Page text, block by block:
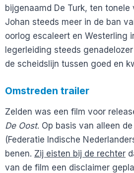
bijgenaamd De Turk, ten
Johan steeds meer in de ban
oorlog escaleert en Westerling
legerleiding steeds
de scheidslijn tussen goed en
Omstreden trailer
Zelden was een film voor
De Oost. Op basis van alleen
(Federatie Indische
benen. Zij eisten bij de rechter
van de film een disclaimer